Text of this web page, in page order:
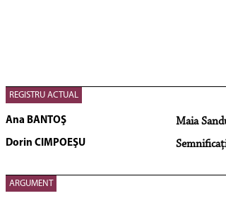
REGISTRU ACTUAL
Ana BANTOŞ Maia
Dorin CIMPOEŞU
ARGUMENT